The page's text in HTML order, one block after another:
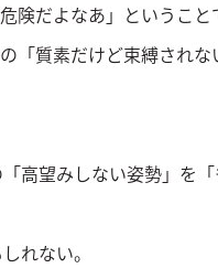
険だよなあ」ということ
「質素だけど束縛され
高望みしない姿勢」を
れない。